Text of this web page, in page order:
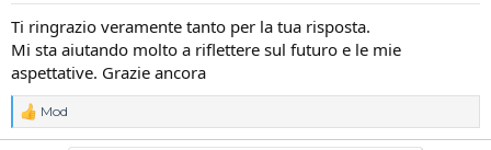
Ti ringrazio veramente tanto per la tua risposta.
Mi sta aiutando molto a riflettere sul futuro e le mie
aspettative. Grazie ancora
R
e
Mod